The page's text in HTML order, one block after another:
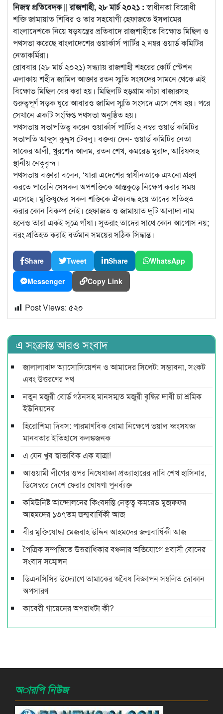
নিজস্ব প্রতিবেদক || রাজশাহী, ২৮ মার্চ ২০২১ :স্বাধীনতা বিরোধী
শক্তি জামায়াত শিবির ও তার সহযোগী হেফাজতে ইসলামের
বাংলাদেশকে নিয়ে ষড়যন্ত্রের প্রতিবাদে রাজশাহীতে বিক্ষোভ মিছিল ও
পথসভা করেছে বাংলাদেশের ওয়ার্কার্স পার্টির ২ নম্বরওয়ার্ড কমিটির
নেতাকর্মিরা।
রোববার (২৮ মার্চ ২০২১) সন্ধ্যায় রাজশাহী শহরের কোর্ট স্টেশন
এলাকায় শহীদ জামিল আক্তার রতন স্মৃতি সংসদের সামনে থেকে এই
বিক্ষোভ মিছিল বের করা হয়। মিছিলটি হড়গ্রাম কাঁচা বাজারসহ
গুরুত্বপূর্ণ সড়ক ঘুরে আবারও জামিল স্মৃতি সংসদে এসে শেষ হয়। পরে
সেখানে একটি সংক্ষিপ্ত পথসভা অনুষ্ঠিত হয়।
পথসভায় সভাপতিত্ব করেন ওয়ার্কার্স পার্টির ২ নম্বর ওয়ার্ড কমিটির
সভাপতি আব্দুস কুদ্দুস টেবলু। বক্তব্য দেন- ওয়ার্ড কমিটির নেতা
সাকের আলী, খুরশেদ আলম, রতন শেখ, কমরেড মুরাদ, আরিফসহ
স্থানীয় নেতৃবৃন্দ।
পথসভায় বক্তারা বলেন, ‘যারা এদেশের স্বাধীনতাকে এখনো গ্রহণ
করতে পারেনি সেসকল অপশক্তিকে আস্তকুড়ে নিক্ষেপ করার সময়
এসেছে। মুক্তিযুদ্ধের সকল শক্তিকে ঐক্যবদ্ধ হয়ে তাদের প্রতিহত
করার কোন বিকল্প নেই। হেফাজত ও জামায়াত দুটি আলাদা নাম
হলেও তারা একই সূত্রে গাঁধা। সুতরাং তাদের সাথে কোন আপোস নয়;
বরং প্রতিহত করাই বর্তমান সময়ের সঠিক সিদ্ধান্ত।
Share Tweet Share WhatsApp
Messenger Copy Link
Post Views: ৫২০
এ সংক্রান্ত আরও সংবাদ
জালালাবাদ অ্যাসোসিয়েশন ও আমাদের সিলেট: সম্ভাবনা, সংকট
এবং উত্তরণের পথ
নতুন মজুরী বোর্ড গঠনসহ মানসম্মত মজুরী বৃদ্ধির দাবী চা শ্রমিক
ইউনিয়নের
হিরোশিমা দিবস: পারমাণবিক বোমা নিক্ষেপে ভয়াল ধ্বংসযজ্ঞ
মানবতার ইতিহাসে কলঙ্কজনক
এ যেন খুব স্বাভাবিক এক যাত্রা!
আওয়ামী লীগের ওপর নিষেধাজ্ঞা প্রত্যাহারের দাবি শেখ হাসিনার,
ডিসেম্বরে দেশে ফেরার ঘোষণা পুনর্ব্যক্ত
কমিউনিষ্ট আন্দোলনের কিংবদন্তি নেতৃত্ব কমরেড মুজফ্ফর
আহমদের ১৩৭তম জন্মবার্ষিকী আজ
বীর মুক্তিযোদ্ধা মেজবাহ উদ্দিন আহমদের জন্মবার্ষিকী আজ
পৈত্রিক সম্পত্তিতে উত্তরাধিকার বঞ্চনার অভিযোগে প্রবাসী বোনের
সংবাদ সম্মেলন
ডিএনসিসির উদ্যোগে তামাকের অবৈধ বিজ্ঞাপন সম্বলিত দোকান
অপসারণ
কাবেরী গায়েনের অপরাধটা কী?
অারপি নিউজ